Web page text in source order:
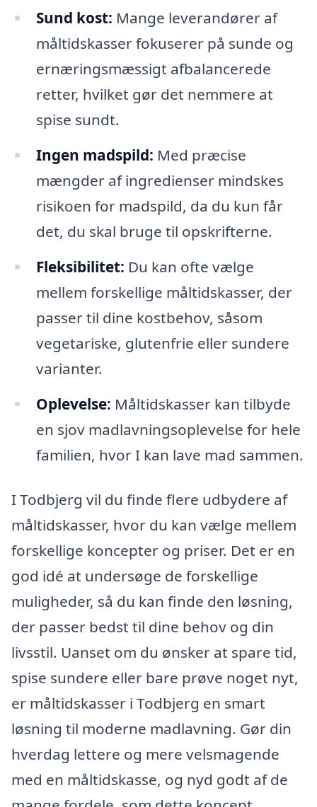
Sund kost: Mange leverandører af
måltidskasser fokuserer på sunde og
ernæringsmæssigt afbalancerede
retter, hvilket gør det nemmere at
spise sundt.
Ingen madspild: Med præcise
mængder af ingredienser mindskes
risikoen for madspild, da du kun får
det, du skal bruge til opskrifterne.
Fleksibilitet: Du kan ofte vælge
mellem forskellige måltidskasser, der
passer til dine kostbehov, såsom
vegetariske, glutenfrie eller sundere
varianter.
Oplevelse: Måltidskasser kan tilbyde
en sjov madlavningsoplevelse for hele
familien, hvor I kan lave mad sammen.
I Todbjerg vil du finde flere udbydere af
måltidskasser, hvor du kan vælge mellem
forskellige koncepter og priser. Det er en
god idé at undersøge de forskellige
muligheder, så du kan finde den løsning,
der passer bedst til dine behov og din
livsstil. Uanset om du ønsker at spare tid,
spise sundere eller bare prøve noget nyt,
er måltidskasser i Todbjerg en smart
løsning til moderne madlavning. Gør din
hverdag lettere og mere velsmagende
med en måltidskasse, og nyd godt af de